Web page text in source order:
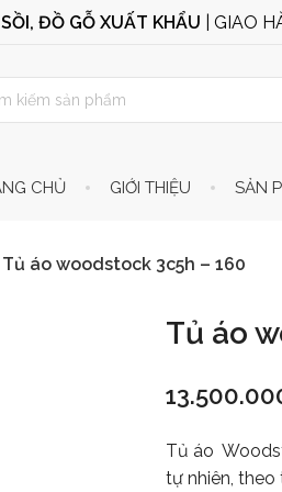
ĐỒ GỖ XUẤT KHẨU | GIAO
CHỦ GIỚI THIỆU SẢN
Tủ áo woodstock 3c5h – 160
Tủ áo
Tủ áo
tự nhiên, theo